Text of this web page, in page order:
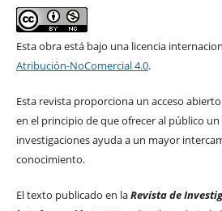
Esta obra está bajo una licencia
Atribución-NoComercial 4.0.
Esta revista proporciona un acceso
en el principio de que ofrecer al público un
investigaciones ayuda a un mayor
conocimiento.
El texto publicado en laRevista de